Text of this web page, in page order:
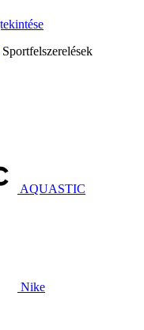
Sportfelszerelések
AQUASTIC
Nike